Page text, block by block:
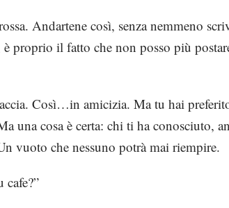
Andartene così, senza nemmeno
proprio il fatto che non posso più
Così…in amicizia. Ma tu hai
una cosa è certa: chi ti ha conosciuto,
vuoto che nessuno potrà mai riempire.
cafe?”